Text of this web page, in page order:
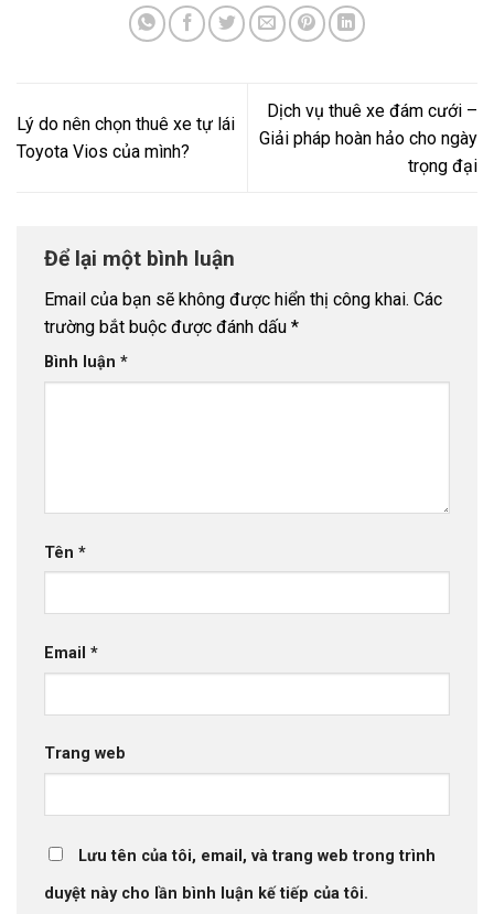
Lý do nên chọn thuê xe tự lái
Toyota Vios của mình?
Dịch vụ thuê xe đám cưới –
Giải pháp hoàn hảo cho ngày
trọng đại
Để lại một bình luận
Email của bạn sẽ không được hiển thị công khai. Các
trường bắt buộc được đánh dấu *
Bình luận *
Tên *
Email *
Trang web
Lưu tên của tôi, email, và trang web trong trình
duyệt này cho lần bình luận kế tiếp của tôi.